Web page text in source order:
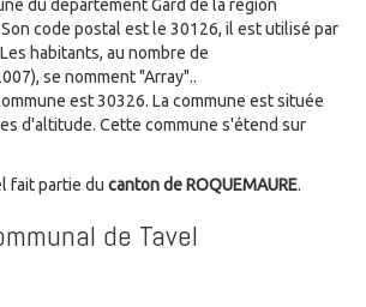
du département Gard de la région
code postal est le 30126, il est utilisé par
habitants, au nombre de
se nomment "Array"..
est 30326. La commune est située
d'altitude. Cette commune s'étend sur
fait partie du canton de ROQUEMAURE.
de Tavel